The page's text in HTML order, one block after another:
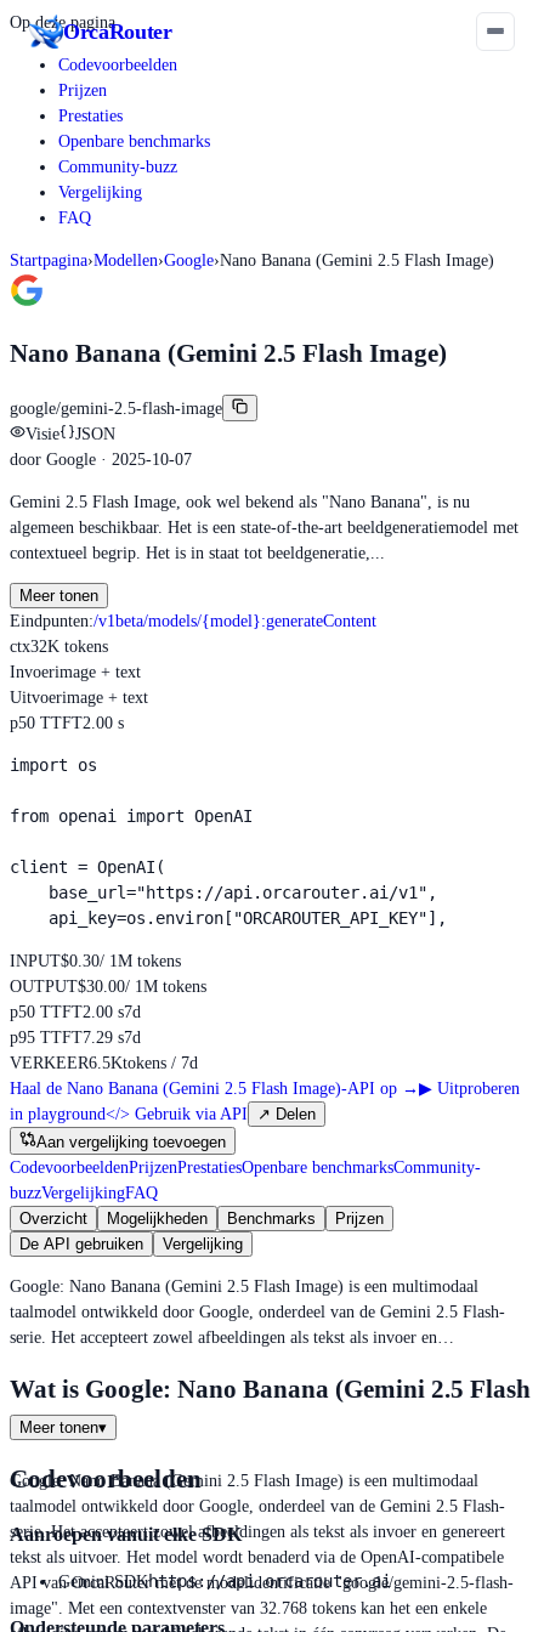
OrcaRouter
Op deze pagina
Codevoorbeelden
Prijzen
Prestaties
Openbare benchmarks
Community-buzz
Vergelijking
FAQ
Startpagina›Modellen›Google›Nano Banana (Gemini 2.5 Flash Image)
Nano Banana (Gemini 2.5 Flash Image)
google/gemini-2.5-flash-image
Visie
JSON
door Google · 2025-10-07
Gemini 2.5 Flash Image, ook wel bekend als "Nano Banana", is nu
algemeen beschikbaar. Het is een state-of-the-art beeldgeneratiemodel met
contextueel begrip. Het is in staat tot beeldgeneratie,...
Meer tonen
Eindpunten:/v1beta/models/{model}:generateContent
ctx32K tokens
Invoerimage + text
Uitvoerimage + text
p50 TTFT2.00 s
import os
from openai import OpenAI
client = OpenAI(
    base_url="https://api.orcarouter.ai/v1",
    api_key=os.environ["ORCAROUTER_API_KEY"],
INPUT$0.30/ 1M tokens
OUTPUT$30.00/ 1M tokens
p50 TTFT2.00 s7d
p95 TTFT7.29 s7d
VERKEER6.5Ktokens / 7d
Haal de Nano Banana (Gemini 2.5 Flash Image)-API op → ▶ Uitproberen
in playground</> Gebruik via API ↗ Delen
Aan vergelijking toevoegen
CodevoorbeeldenPrijzenPrestatiesOpenbare benchmarksCommunity-
buzzVergelijkingFAQ
Overzicht
Mogelijkheden Benchmarks
Prijzen
De API gebruiken
Vergelijking
Google: Nano Banana (Gemini 2.5 Flash Image) is een multimodaal
taalmodel ontwikkeld door Google, onderdeel van de Gemini 2.5 Flash-
serie. Het accepteert zowel afbeeldingen als tekst als invoer en…
Wat is Google: Nano Banana (Gemini 2.5 Flash
Image)?
Google: Nano Banana (Gemini 2.5 Flash Image) is een multimodaal
taalmodel ontwikkeld door Google, onderdeel van de Gemini 2.5 Flash-
serie. Het accepteert zowel afbeeldingen als tekst als invoer en genereert
tekst als uitvoer. Het model wordt benaderd via de OpenAI-compatibele
API van OrcaRouter met de modelidentificatie "google/gemini-2.5-flash-
image". Met een contextvenster van 32.768 tokens kan het een enkele
Meer tonen▾
Codevoorbeelden
Aanroepen vanuit elke SDK
Gemini SDKhttps://api.orcarouter.ai